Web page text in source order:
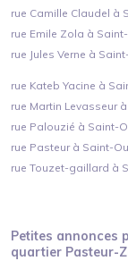
rue Camille Claudel à
rue Emile Zola à Saint-
rue Jules Verne à
rue Kateb Yacine à
rue Martin Levasseur
rue Palouzié à Saint-
rue Pasteur à Saint-
rue Touzet-gaillard à
Petites annonces
quartier Pasteur-